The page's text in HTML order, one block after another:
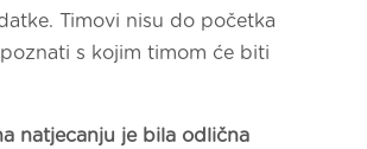
Timovi nisu do početka
s kojim timom će biti
natjecanju je bila odlična